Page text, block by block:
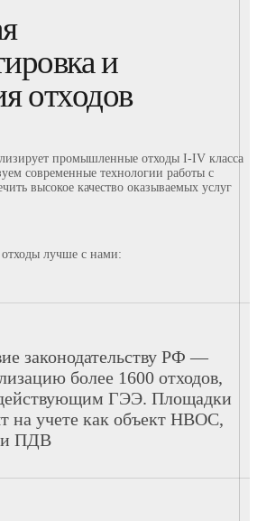
и
отходов
промышленные отходы I-IV класса
современные технологии работы с
высокое качество оказываемых услуг
лучше с нами:
законодательству РФ —
более 1600 отходов,
ГЭЭ. Площадки
на учете как объект НВОС,
и ПДВ